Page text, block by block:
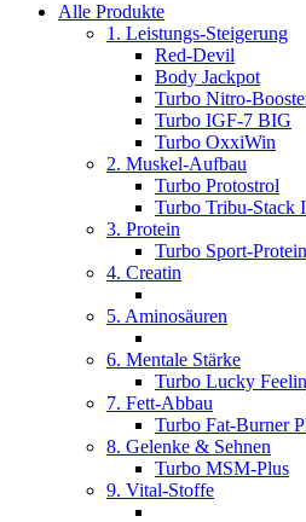
Alle Produkte
1. Leistungs-Steigerung
Red-Devil
Body Jackpot
Turbo Nitro-
Turbo IGF-7 BIG
Turbo OxxiWin
2. Muskel-Aufbau
Turbo Protostrol
Turbo Tribu-Stack
3. Protein
Turbo Sport-Protein
4. Creatin
5. Aminosäuren
6. Mentale Stärke
Turbo Lucky
7. Fett-Abbau
Turbo Fat-Burner
8. Gelenke & Sehnen
Turbo MSM-Plus
9. Vital-Stoffe